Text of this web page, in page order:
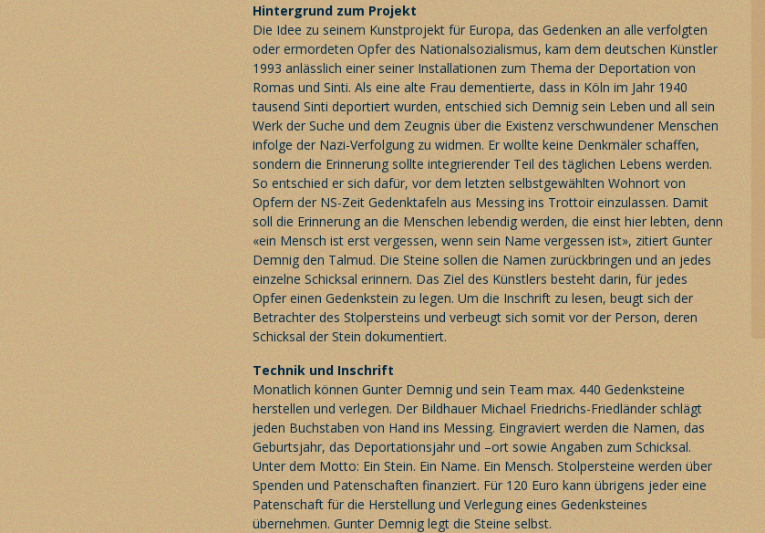
Hintergrund zum Projekt
Die Idee zu seinem Kunstprojekt für Europa, das Gedenken an alle verfolgten
oder ermordeten Opfer des Nationalsozialismus, kam dem deutschen Künstler
1993 anlässlich einer seiner Installationen zum Thema der Deportation von
Romas und Sinti. Als eine alte Frau dementierte, dass in Köln im Jahr 1940
tausend Sinti deportiert wurden, entschied sich Demnig sein Leben und all sein
Werk der Suche und dem Zeugnis über die Existenz verschwundener Menschen
infolge der Nazi-Verfolgung zu widmen. Er wollte keine Denkmäler schaffen,
sondern die Erinnerung sollte integrierender Teil des täglichen Lebens werden.
So entschied er sich dafür, vor dem letzten selbstgewählten Wohnort von
Opfern der NS-Zeit Gedenktafeln aus Messing ins Trottoir einzulassen. Damit
soll die Erinnerung an die Menschen lebendig werden, die einst hier lebten, denn
«ein Mensch ist erst vergessen, wenn sein Name vergessen ist», zitiert Gunter
Demnig den Talmud. Die Steine sollen die Namen zurückbringen und an jedes
einzelne Schicksal erinnern. Das Ziel des Künstlers besteht darin, für jedes
Opfer einen Gedenkstein zu legen. Um die Inschrift zu lesen, beugt sich der
Betrachter des Stolpersteins und verbeugt sich somit vor der Person, deren
Schicksal der Stein dokumentiert.
Technik und Inschrift
Monatlich können Gunter Demnig und sein Team max. 440 Gedenksteine
herstellen und verlegen. Der Bildhauer Michael Friedrichs-Friedländer schlägt
jeden Buchstaben von Hand ins Messing. Eingraviert werden die Namen, das
Geburtsjahr, das Deportationsjahr und –ort sowie Angaben zum Schicksal.
Unter dem Motto: Ein Stein. Ein Name. Ein Mensch. Stolpersteine werden über
Spenden und Patenschaften finanziert. Für 120 Euro kann übrigens jeder eine
Patenschaft für die Herstellung und Verlegung eines Gedenksteines
übernehmen. Gunter Demnig legt die Steine selbst.